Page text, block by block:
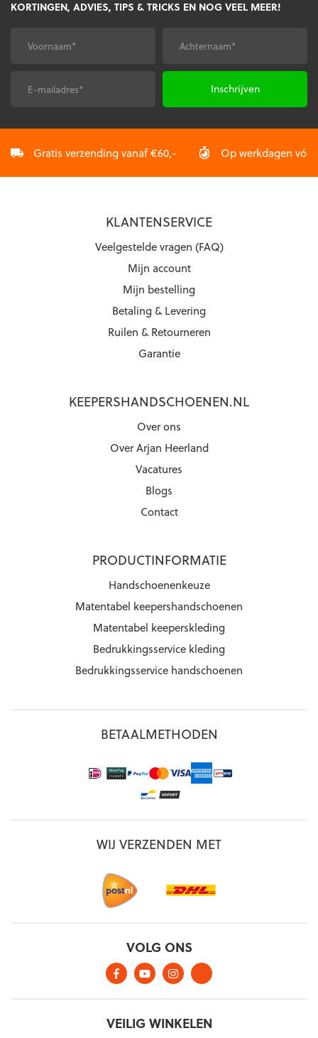
optie
gekozen
worden
de
optie
gekozen
worden
op
KORTINGEN, ADVIES, TIPS & TRICKS EN NOG VEEL MEER!
Voornaam* Achternaam*
Gratis verzending vanaf €60,- Op werkdagen
KLANTENSERVICE
Veelgestelde vragen (FAQ)
Mijn account
Mijn bestelling
Betaling & Levering
Ruilen & Retourneren
Garantie
KEEPERSHANDSCHOENEN.NL
Over ons
Over Arjan Heerland
Vacatures
Blogs
Contact
PRODUCTINFORMATIE
Handschoenenkeuze
Matentabel keepershandschoenen
Matentabel keeperskleding
Bedrukkingsservice kleding
Bedrukkingsservice handschoenen
BETAALMETHODEN
WIJ VERZENDEN MET